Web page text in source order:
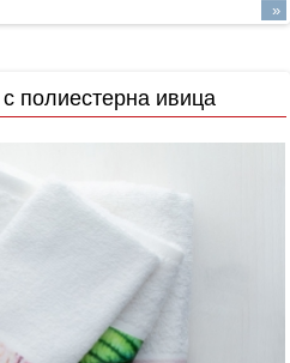
»
полиестерна ивица